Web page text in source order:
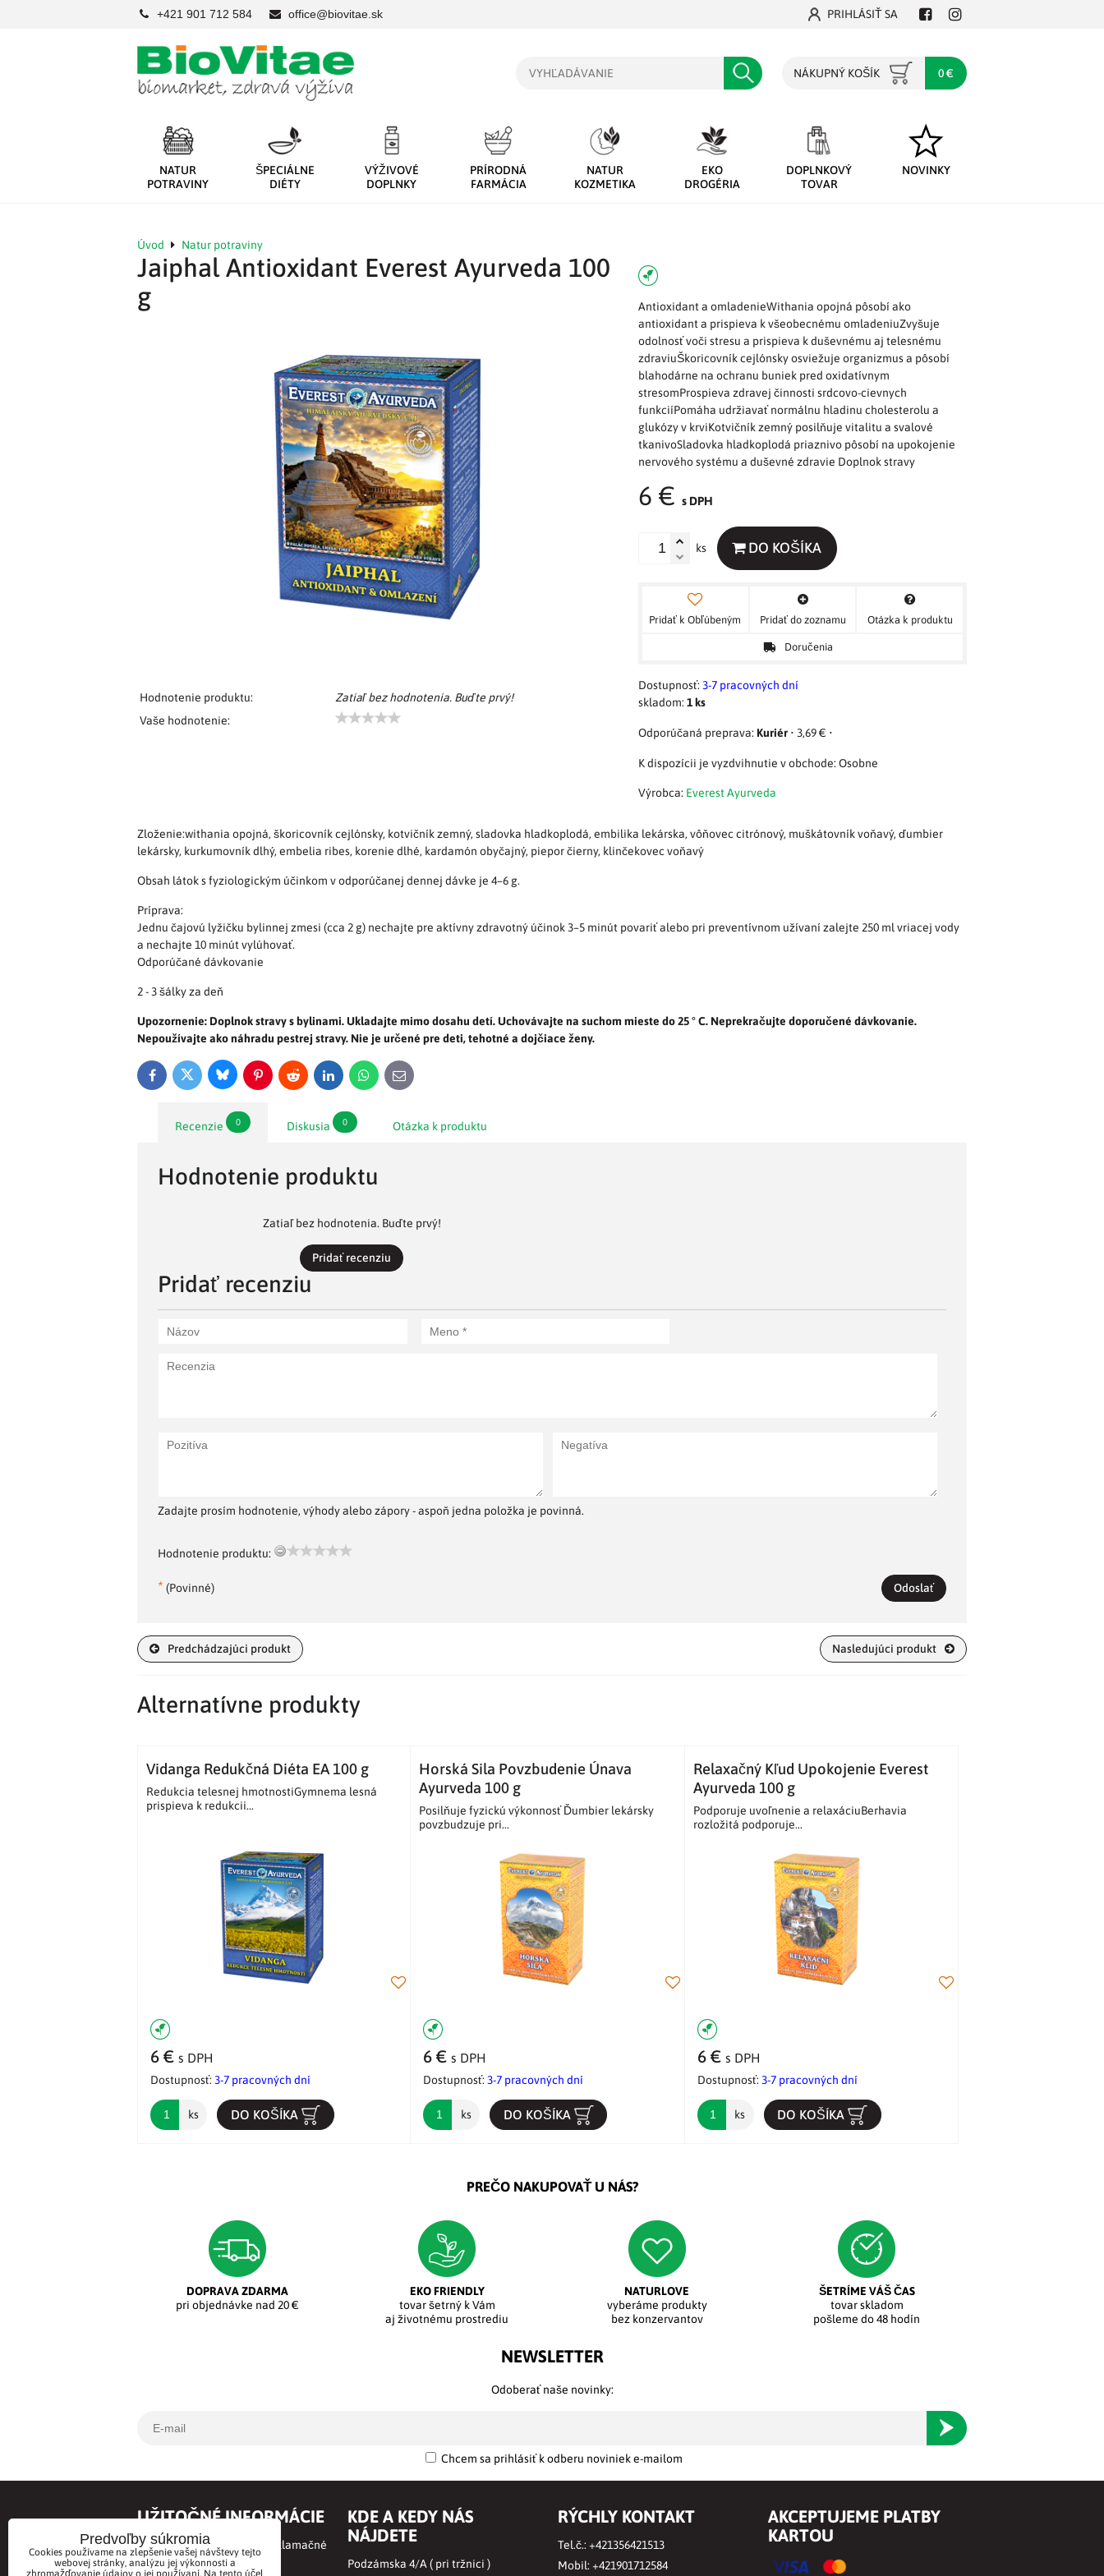
+421 901 712 584 office@biovitae.sk PRIHLÁSIŤ SA
FacebookInstagram
Hľadať NÁKUPNÝ KOŠÍK 0 €
NATUR
POTRAVINY
ŠPECIÁLNE
DIÉTY
VÝŽIVOVÉ
DOPLNKY
PRÍRODNÁ
FARMÁCIA
NATUR
KOZMETIKA
EKO
DROGÉRIA
DOPLNKOVÝ
TOVAR
NOVINKY
Úvod Natur potraviny
Jaiphal Antioxidant Everest Ayurveda 100
g
Hodnotenie produktu:
Zatiaľ bez hodnotenia. Buďte prvý!
Vaše hodnotenie:
Antioxidant a omladenieWithania opojná pôsobí ako
antioxidant a prispieva k všeobecnému omladeniuZvyšuje
odolnosť voči stresu a prispieva k duševnému aj telesnému
zdraviuŠkoricovník cejlónsky osviežuje organizmus a pôsobí
blahodárne na ochranu buniek pred oxidatívnym
stresomProspieva zdravej činnosti srdcovo-cievnych
funkciíPomáha udržiavať normálnu hladinu cholesterolu a
glukózy v krviKotvičník zemný posilňuje vitalitu a svalové
tkanivoSladovka hladkoplodá priaznivo pôsobí na upokojenie
nervového systému a duševné zdravie Doplnok stravy
6 € s DPH
ks DO KOŠÍKA
Pridať k Obľúbeným Pridať do zoznamu Otázka k produktu
Doručenia
Dostupnosť: 3-7 pracovných dní
skladom: 1ks
Kuriér • 3,69 € •
Osobne
Výrobca: Everest Ayurveda
Zloženie:withania opojná, škoricovník cejlónsky, kotvičník zemný, sladovka hladkoplodá, embilika lekárska, vôňovec citrónový, muškátovník voňavý, ďumbier
lekársky, kurkumovník dlhý, embelia ribes, korenie dlhé, kardamón obyčajný, piepor čierny, klinčekovec voňavý
Obsah látok s fyziologickým účinkom v odporúčanej dennej dávke je 4–6 g.
Príprava:
Jednu čajovú lyžičku bylinnej zmesi (cca 2 g) nechajte pre aktívny zdravotný účinok 3–5 minút povariť alebo pri preventívnom užívaní zalejte 250 ml vriacej vody
a nechajte 10 minút vylúhovať.
Odporúčané dávkovanie
2 - 3 šálky za deň
Upozornenie: Doplnok stravy s bylinami. Ukladajte mimo dosahu detí. Uchovávajte na suchom mieste do 25 ° C. Neprekračujte doporučené dávkovanie.
Nepoužívajte ako náhradu pestrej stravy. Nie je určené pre deti, tehotné a dojčiace ženy.
FacebookTwitterBlueskyPinterestRedditLinkedInWhatsApp
E-
mail
Recenzie 0 Diskusia 0 Otázka k produktu
Hodnotenie produktu
Zatiaľ bez hodnotenia. Buďte prvý!
Pridať recenziu
Pridať recenziu
Zadajte prosím hodnotenie, výhody alebo zápory - aspoň jedna položka je povinná.
Hodnotenie produktu:
* (Povinné) Odoslať
Predchádzajúci produkt Nasledujúci produkt
Alternatívne produkty
Vidanga Redukčná Diéta EA 100 g
Redukcia telesnej hmotnostiGymnema lesná​
prispieva k redukcii...
6 € s DPH
Dostupnosť: 3-7 pracovných dní
ks DO KOŠÍKA
Horská Sila Povzbudenie Únava
Ayurveda 100 g
Posilňuje fyzickú výkonnosť Ďumbier lekársky
povzbudzuje pri...
6 €s DPH
Dostupnosť: 3-7 pracovných dní
ks DO KOŠÍKA
Relaxačný Kľud Upokojenie Everest
Ayurveda 100 g
Podporuje uvoľnenie a relaxáciuBerhavia
rozložitá podporuje...
6 € s DPH
Dostupnosť: 3-7 pracovných dní
ks DO KOŠÍKA
PREČO NAKUPOVAŤ U NÁS?
DOPRAVA ZDARMA
pri objednávke nad 20 €
EKO FRIENDLY
tovar šetrný k Vám
aj životnému prostrediu
NATURLOVE
vyberáme produkty
bez konzervantov
ŠETRÍME VÁŠ ČAS
tovar skladom
pošleme do 48 hodín
NEWSLETTER
Odoberať naše novinky:
Odoberať
Chcem sa prihlásiť k odberu noviniek e-mailom
UŽITOČNÉ INFORMÁCIE
Obchodné podmienky a Reklamačné
podmienky
KDE A KEDY NÁS
NÁJDETE
Podzámska 4/A ( pri tržnici )
RÝCHLY KONTAKT
Tel.č.: +421356421513
Mobil: +421901712584
AKCEPTUJEME PLATBY
KARTOU
Predvoľby súkromia
Cookies používame na zlepšenie vašej návštevy tejto
webovej stránky, analýzu jej výkonnosti a
zhromažďovanie údajov o jej používaní. Na tento účel